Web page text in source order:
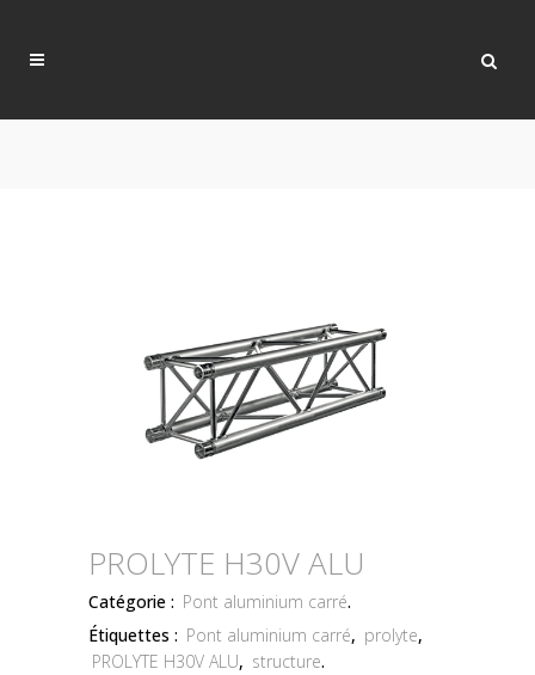
PROLYTE H30V ALU
Catégorie : Pont aluminium carré.
Étiquettes : Pont aluminium carré, prolyte,
PROLYTE H30V ALU, structure.